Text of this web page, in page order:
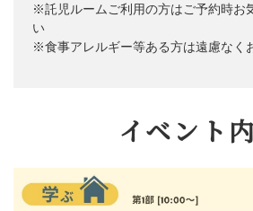
※託児ルームご利用の方はご予約時お
い
※食事アレルギー等ある方は遠慮なく
イベント